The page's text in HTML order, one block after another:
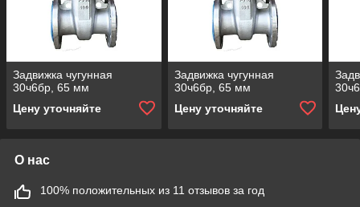
Задвижка чугунная
30ч6бр, 65 мм
Цену уточняйте
Задвижка чугунная
30ч6бр, 65 мм
Цену уточняйте
О нас
100% положительных из 11 отзывов за год